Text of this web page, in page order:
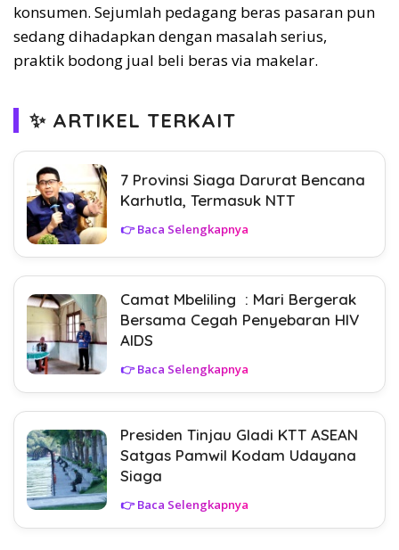
konsumen. Sejumlah pedagang beras pasaran pun
sedang dihadapkan dengan masalah serius,
praktik bodong jual beli beras via makelar.
✨ ARTIKEL TERKAIT
7 Provinsi Siaga Darurat Bencana
Karhutla, Termasuk NTT
👉 Baca Selengkapnya
Camat Mbeliling : Mari Bergerak
Bersama Cegah Penyebaran HIV
AIDS
👉 Baca Selengkapnya
Presiden Tinjau Gladi KTT ASEAN
Satgas Pamwil Kodam Udayana
Siaga
👉 Baca Selengkapnya